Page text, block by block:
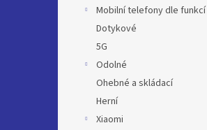
Mobilní telefony dle funkcí
Dotykové
5G
Odolné
Ohebné a skládací
Herní
Xiaomi